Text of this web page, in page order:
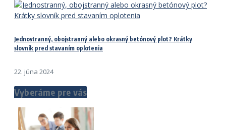
Jednostranný, obojstranný alebo okrasný betónový plot? Krátky
slovník pred stavaním oplotenia
22. júna 2024
Vyberáme pre vás